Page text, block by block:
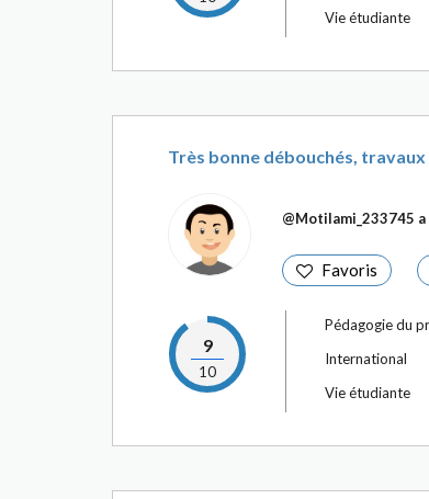
Vie étudiante
Très bonne débouchés,
@Motilami_233745
Favoris
9
10
Pédagogie du
International
Vie étudiante